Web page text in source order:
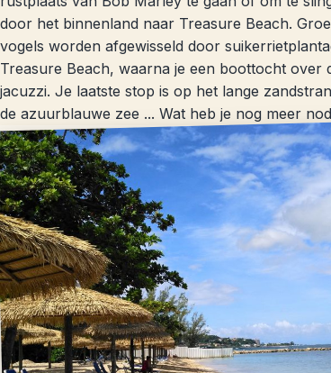
door het binnenland naar Treasure Beach.
vogels worden afgewisseld door
Treasure Beach, waarna je een boottocht over
jacuzzi. Je laatste stop is op het lange
de azuurblauwe zee ... Wat heb je nog meer